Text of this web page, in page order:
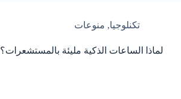
تكنلوجيا, منوعات
لماذا الساعات الذكية مليئة بالمستشعرات؟